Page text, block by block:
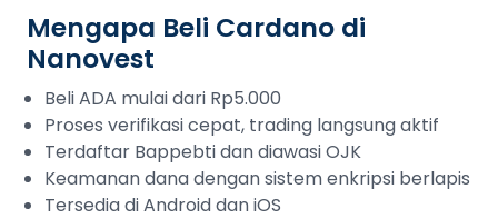
Mengapa Beli Cardano di
Nanovest
Beli ADA mulai dari Rp5.000
Proses verifikasi cepat, trading langsung aktif
Terdaftar Bappebti dan diawasi OJK
Keamanan dana dengan sistem enkripsi berlapis
Tersedia di Android dan iOS